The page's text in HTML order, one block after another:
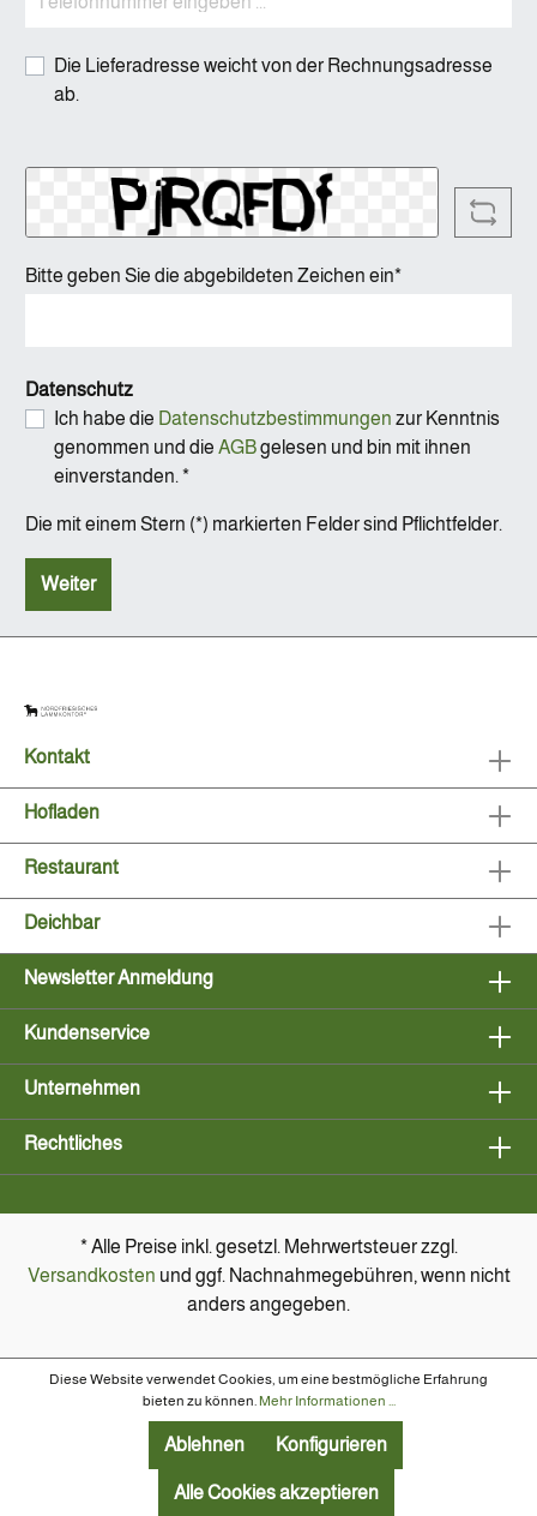
Die Lieferadresse weicht von der Rechnungsadresse
ab.
Bitte geben Sie die abgebildeten Zeichen ein*
Datenschutz
Ich habe die Datenschutzbestimmungen zur Kenntnis
genommen und die AGBgelesen und bin mit ihnen
einverstanden. *
Die mit einem Stern (*) markierten Felder sind Pflichtfelder.
Weiter
Kontakt
Hofladen
Restaurant
Deichbar
Newsletter Anmeldung
Kundenservice
Unternehmen
Rechtliches
* Alle Preise inkl. gesetzl. Mehrwertsteuer zzgl.
Versandkosten und ggf. Nachnahmegebühren, wenn nicht
anders angegeben.
Diese Website verwendet Cookies, um eine bestmögliche Erfahrung
bieten zu können.Mehr Informationen ...
Ablehnen Konfigurieren
Alle Cookies akzeptieren